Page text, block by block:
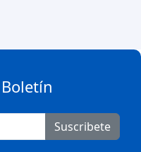
Suscribete